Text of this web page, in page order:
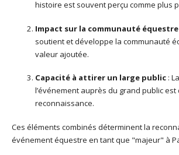
histoire est souvent perçu comme plus
Impact sur la communauté équestre
soutient et développe la communauté
valeur ajoutée.
Capacité à attirer un large public :
l’événement auprès du grand public est
reconnaissance.
Ces éléments combinés déterminent la
événement équestre en tant que "majeur" à